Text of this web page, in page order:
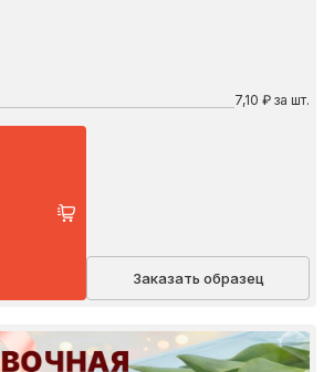
7,10 ₽ за шт.
Заказать образец